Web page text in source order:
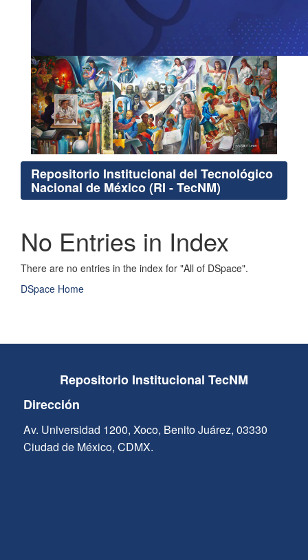
Repositorio Institucional del Tecnológico
Nacional de México (RI - TecNM)
No Entries in Index
There are no entries in the index for "All of DSpace".
DSpace Home
Repositorio Institucional TecNM
Dirección
Av. Universidad 1200, Xoco, Benito Juárez, 03330
Ciudad de México, CDMX.